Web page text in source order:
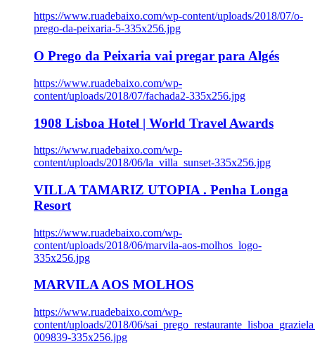
https://www.ruadebaixo.com/wp-content/uploads/2018/07/o-
prego-da-peixaria-5-335x256.jpg
O Prego da Peixaria vai pregar para Algés
https://www.ruadebaixo.com/wp-
content/uploads/2018/07/fachada2-335x256.jpg
1908 Lisboa Hotel | World Travel Awards
https://www.ruadebaixo.com/wp-
content/uploads/2018/06/la_villa_sunset-335x256.jpg
VILLA TAMARIZ UTOPIA . Penha Longa
Resort
https://www.ruadebaixo.com/wp-
content/uploads/2018/06/marvila-aos-molhos_logo-
335x256.jpg
MARVILA AOS MOLHOS
https://www.ruadebaixo.com/wp-
content/uploads/2018/06/
009839-335x256.jpg